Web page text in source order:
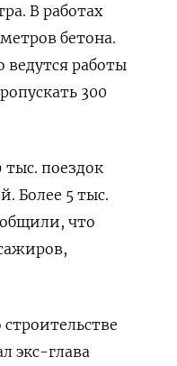
В работах
бетона.
работы
300
поездок
Более 5 тыс.
что
экс-глава